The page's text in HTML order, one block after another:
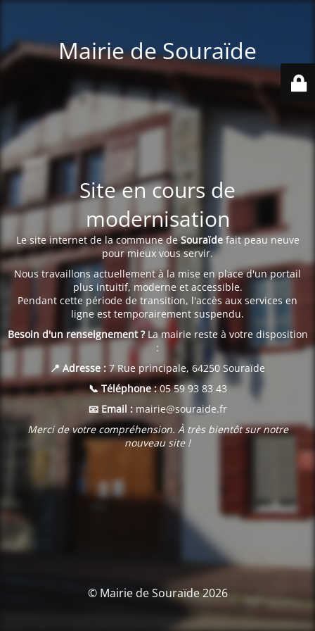
Mairie de Souraïde
Site en cours de
modernisation
Le site internet de la commune deSouraïdefait peau neuve
pour mieux vous servir.
Nous travaillons actuellement à la mise en place d'un portail
plus intuitif, moderne et accessible.
Pendant cette période de transition, l'accès aux services en
ligne est temporairement suspendu.
Besoin d'un renseignement ?La mairie reste à votre disposition
:
📍 Adresse : 7 Rue principale, 64250 Souraïde
📞 Téléphone :05 59 93 83 43
📧 Email :mairie@souraide.fr
Merci de votre compréhension. À très bientôt sur notre
nouveau site !
© Mairie de Souraïde 2026